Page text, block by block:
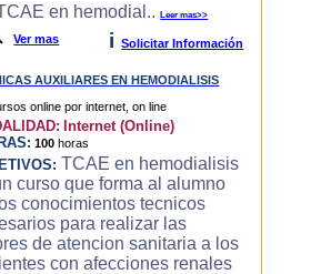
en hemodial..Leer mas>>
Ver mas i Solicitar Información
AUXILIARES EN HEMODIALISIS
Internet (Online)
100 horas
TCAE en hemodialisis
curso que forma al alumno
conocimientos tecnicos
para realizar las
de atencion sanitaria a los
con afecciones renales